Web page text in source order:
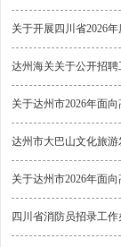
关于开展四川省2026
达州海关关于公开招
关于达州市2026年面
达州市大巴山文化旅
关于达州市2026年面
四川省消防员招录工